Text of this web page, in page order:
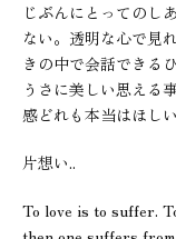
じぶんにとってのし
ない。透明な心で見
きの中で会話できる
うさに美しい思える
感どれも本当はほし
片想い..
To love is to suffer.